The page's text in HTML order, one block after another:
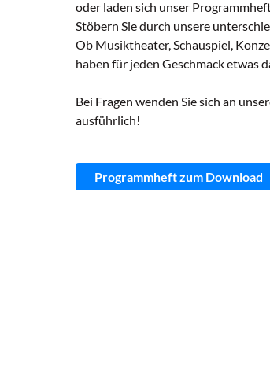
oder laden sich unser
Stöbern Sie durch unsere
Ob Musiktheater, Schauspiel,
haben für jeden Geschmack etwas
Bei Fragen wenden Sie sich an
ausführlich!
Programmheft zum Download